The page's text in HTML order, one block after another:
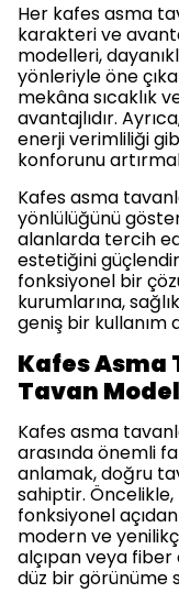
Her kafes asma
karakteri ve
modelleri,
yönleriyle öne
mekâna sıcaklık
avantajlıdır.
enerji verimliliği
konforunu
Kafes asma
yönlülüğünü
alanlarda tercih
estetiğini
fonksiyonel bir
kurumlarına,
geniş bir kullanım
Kafes Asma
Tavan
Kafes asma
arasında önemli
anlamak, doğru
sahiptir.
fonksiyonel
modern ve
alçıpan veya
düz bir görünüme